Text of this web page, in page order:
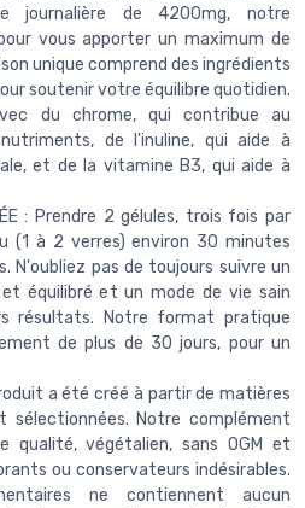
journalière de 4200mg, notre
vous apporter un maximum de
unique comprend des ingrédients
soutenir votre équilibre quotidien.
du chrome, qui contribue au
de l'inuline, qui aide à
et de la vitamine B3, qui aide à
: Prendre 2 gélules, trois fois par
(1 à 2 verres) environ 30 minutes
N'oubliez pas de toujours suivre un
équilibré et un mode de vie sain
résultats. Notre format pratique
de plus de 30 jours, pour un
a été créé à partir de matières
sélectionnées. Notre complément
qualité, végétalien, sans OGM et
ou conservateurs indésirables.
ne contiennent aucun